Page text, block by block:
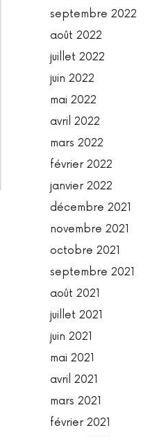
septembre 2022
août 2022
juillet 2022
juin 2022
mai 2022
avril 2022
mars 2022
février 2022
janvier 2022
décembre 2021
novembre 2021
octobre 2021
septembre 2021
août 2021
juillet 2021
juin 2021
mai 2021
avril 2021
mars 2021
février 2021